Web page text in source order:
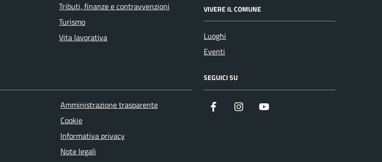
Tributi, finanze e contravvenzioni
Turismo
Vita lavorativa
VIVERE IL COMUNE
Luoghi
Eventi
Amministrazione trasparente
Cookie
Informativa privacy
Note legali
SEGUICI SU
Facebook Instagram